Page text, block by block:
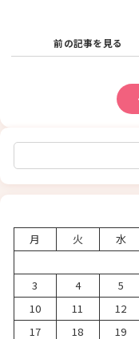
前の記事を見る
検索
月
火 水
3
4 5
10
11 12
17
18 19